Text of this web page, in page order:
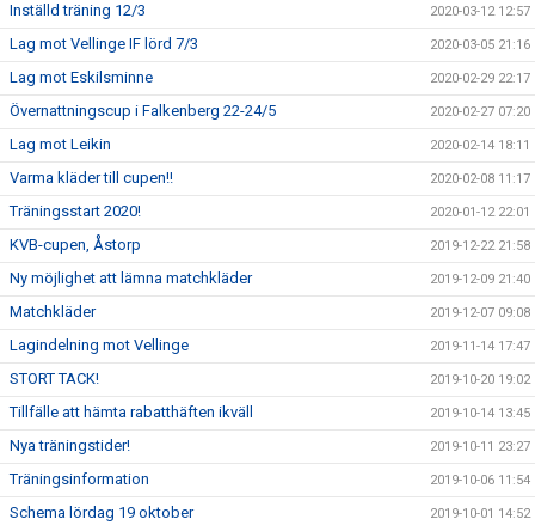
Inställd träning 12/3 2020-03-12 12:57
Lag mot Vellinge IF lörd 7/3 2020-03-05 21:16
Lag mot Eskilsminne 2020-02-29 22:17
Övernattningscup i Falkenberg 22-24/5 2020-02-27 07:20
Lag mot Leikin 2020-02-14 18:11
Varma kläder till cupen!! 2020-02-08 11:17
Träningsstart 2020! 2020-01-12 22:01
KVB-cupen, Åstorp 2019-12-22 21:58
Ny möjlighet att lämna matchkläder 2019-12-09 21:40
Matchkläder 2019-12-07 09:08
Lagindelning mot Vellinge 2019-11-14 17:47
STORT TACK! 2019-10-20 19:02
Tillfälle att hämta rabatthäften ikväll 2019-10-14 13:45
Nya träningstider! 2019-10-11 23:27
Träningsinformation 2019-10-06 11:54
Schema lördag 19 oktober 2019-10-01 14:52